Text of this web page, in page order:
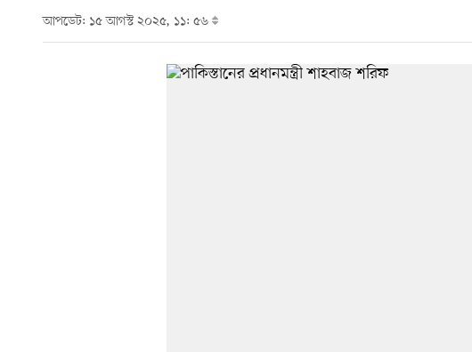
আপডেট: ১৫ আগস্ট ২০২৫, ১১: ৫৬